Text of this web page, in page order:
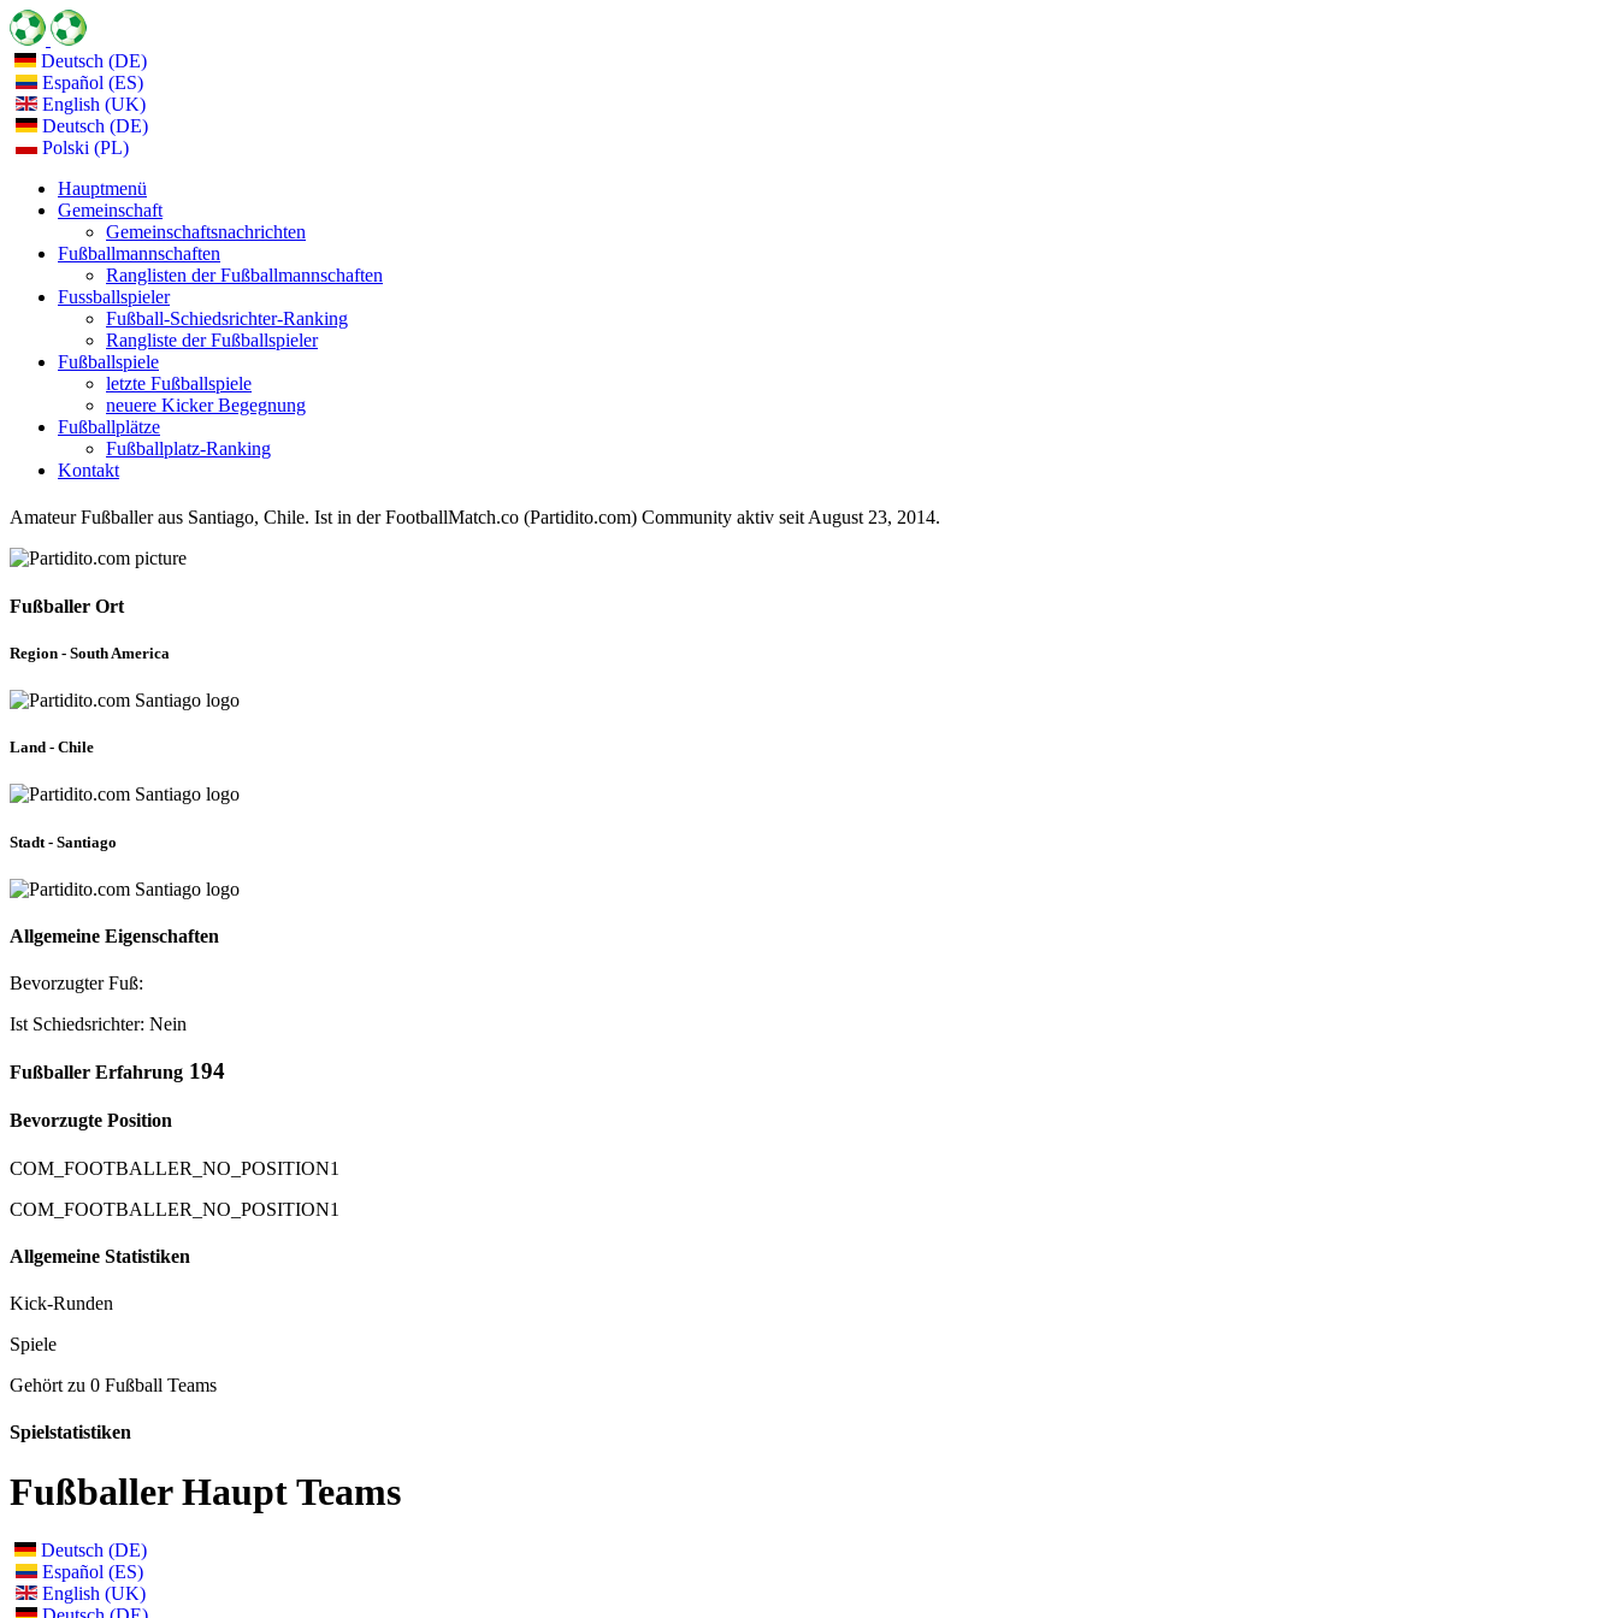
Deutsch (DE)
Español (ES)
English (UK)
Deutsch (DE)
Polski (PL)
Hauptmenü
Gemeinschaft
Gemeinschaftsnachrichten
Fußballmannschaften
Ranglisten der Fußballmannschaften
Fussballspieler
Fußball-Schiedsrichter-Ranking
Rangliste der Fußballspieler
Fußballspiele
letzte Fußballspiele
neuere Kicker Begegnung
Fußballplätze
Fußballplatz-Ranking
Kontakt
Amateur Fußballer aus Santiago, Chile. Ist in der FootballMatch.co (Partidito.com) Community aktiv seit August 23, 2014.
Fußballer Ort
Region - South America
Land - Chile
Stadt - Santiago
Allgemeine Eigenschaften
Bevorzugter Fuß:
Ist Schiedsrichter: Nein
Fußballer Erfahrung 194
Bevorzugte Position
COM_FOOTBALLER_NO_POSITION1
COM_FOOTBALLER_NO_POSITION1
Allgemeine Statistiken
Kick-Runden
Spiele
Gehört zu 0 Fußball Teams
Spielstatistiken
Fußballer Haupt Teams
Deutsch (DE)
Español (ES)
English (UK)